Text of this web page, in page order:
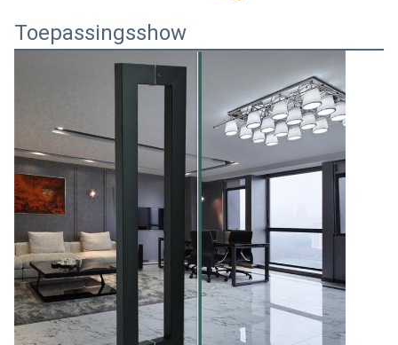
Toepassingsshow